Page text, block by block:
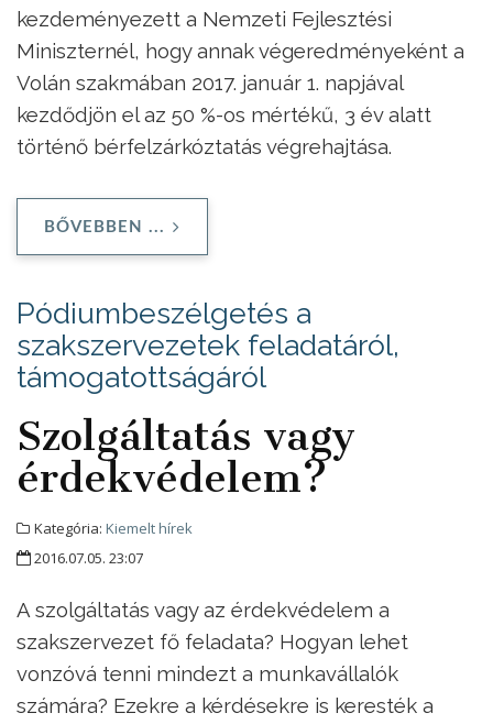
kezdeményezett a Nemzeti Fejlesztési
Miniszternél, hogy annak végeredményeként a
Volán szakmában 2017. január 1. napjával
kezdődjön el az 50 %-os mértékű, 3 év alatt
történő bérfelzárkóztatás végrehajtása.
BŐVEBBEN ...
Pódiumbeszélgetés a
szakszervezetek feladatáról,
támogatottságáról
Szolgáltatás vagy
érdekvédelem?
Kategória: Kiemelt hírek
2016.07.05. 23:07
A szolgáltatás vagy az érdekvédelem a
szakszervezet fő feladata? Hogyan lehet
vonzóvá tenni mindezt a munkavállalók
számára? Ezekre a kérdésekre is keresték a